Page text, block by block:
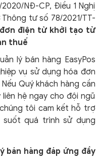
2020/NĐ-CP, Điều 1 Nghị
tư số 78/2021/TT-
điện tử khởi tạo từ
thuế
lý bán hàng EasyPos
vụ sử dụnghóa đơn
Quý khách hàng cần
hệ ngay cho đội ngũ
tôi cam kết hỗ trợ
quá trình sử dụng
bán hàng đáp ứng đầy